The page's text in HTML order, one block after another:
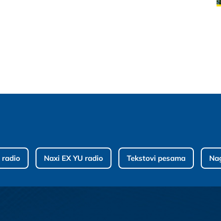
radio Naxi EX YU radio Tekstovi pesama